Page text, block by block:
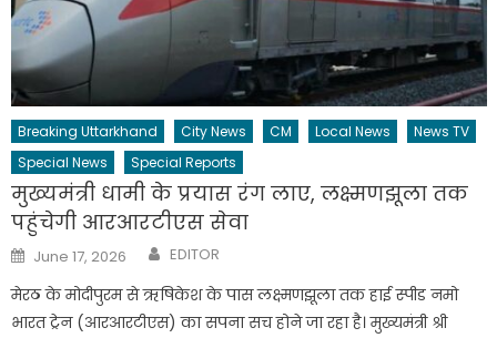
Breaking Uttarkhand City News CM Local News
News TV
Special News
Special Reports
मुख्यमंत्री धामी के प्रयास रंग लाए, लक्ष्मणझूला तक
पहुंचेगी आरआरटीएस सेवा
Posted
on
June 17, 2026 Author
EDITOR
मेरठ के मोदीपुरम से ऋषिकेश के पास लक्ष्मणझूला तक हाई स्पीड नमो
भारत ट्रेन (आरआरटीएस) का सपना सच होने जा रहा है। मुख्यमंत्री श्री